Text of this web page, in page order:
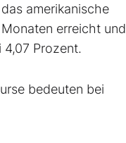
amerikanische
erreicht und
Prozent.
bedeuten bei